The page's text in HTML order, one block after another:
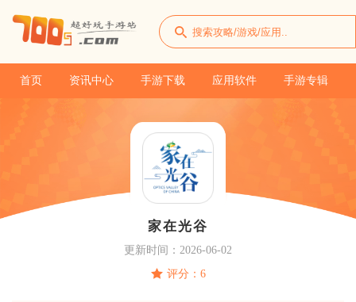
首页 资讯中心 手游下载 应用软件 手游专辑
家在光谷
更新时间：2026-06-02
评分：6